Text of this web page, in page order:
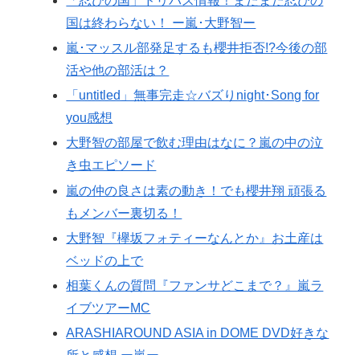
国は終わらない！ ー嵐･大野智ー
嵐･マッスル部発足するも櫻井拒否!?今後の部
活や他の部活は？
「untitled」無事完走☆バズりnight･Song for
you感想
大野智の部屋で飲む理由はなに？嵐の中の泣
き虫エピソード
嵐の仲の良さは素の動き！でも櫻井翔 頑張る
もメンバー裏切る！
大野智『欅坂フォティーなんとか』お土産は
ベッドの上で
相葉くんの質問『ファンサどこまで？』嵐ラ
イブツアーMC
ARASHIAROUND ASIA in DOME DVD好きな